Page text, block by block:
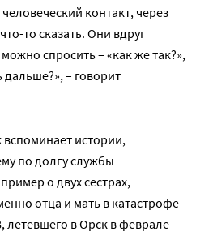
контакт, через
то сказать. Они вдруг
спросить – «как же так?»,
дальше?», – говорит
истории,
по долгу службы
о двух сестрах,
отца и мать в катастрофе
летевшего в Орск в феврале